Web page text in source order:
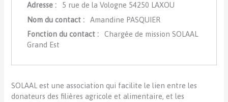
Adresse :
5 rue de la Vologne 54250 LAXOU
Nom du contact :
Amandine PASQUIER
Fonction du contact :
Chargée de mission SOLAAL
Grand Est
SOLAAL est une association qui facilite le lien entre les
donateurs des filières agricole et alimentaire, et les